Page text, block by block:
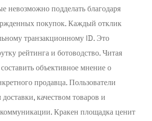
невозможно подделать благодаря
покупок. Каждый отклик
транзакционному ID. Это
рейтинга и ботоводство. Читая
объективное мнение о
продавца. Пользователи
качеством товаров и
Кракен площадка ценит